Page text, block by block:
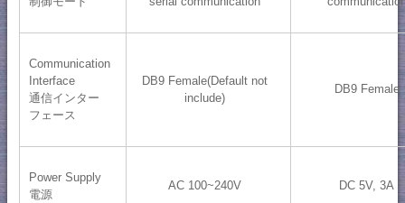
Communication
Interface
通信インター
フェース
DB9 Female(Default not
include)
DB9 Female
Power Supply
電源
AC 100~240V DC 5V, 3A